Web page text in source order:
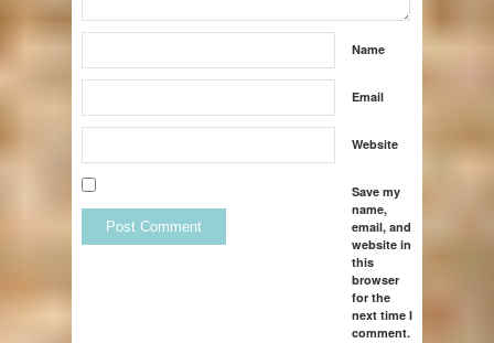
Name
Email
Website
Save my
name,
email, and
website in
this
browser
for the
next time I
comment.